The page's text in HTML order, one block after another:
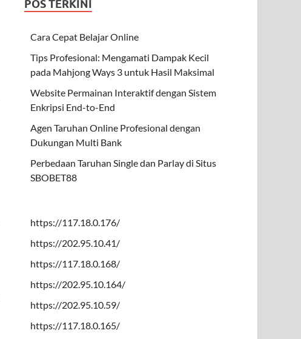
POS TERKINI
Cara Cepat Belajar Online
Tips Profesional: Mengamati Dampak Kecil
pada Mahjong Ways 3 untuk Hasil Maksimal
Website Permainan Interaktif dengan Sistem
Enkripsi End-to-End
Agen Taruhan Online Profesional dengan
Dukungan Multi Bank
Perbedaan Taruhan Single dan Parlay di Situs
SBOBET88
https://117.18.0.176/
https://202.95.10.41/
https://117.18.0.168/
https://202.95.10.164/
https://202.95.10.59/
https://117.18.0.165/